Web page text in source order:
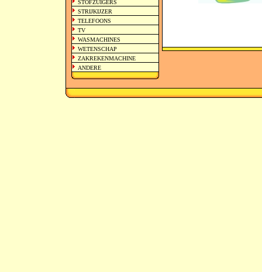
STOFZUIGERS
STRIJKIJZER
TELEFOONS
TV
WASMACHINES
WETENSCHAP
ZAKREKENMACHINE
ANDERE